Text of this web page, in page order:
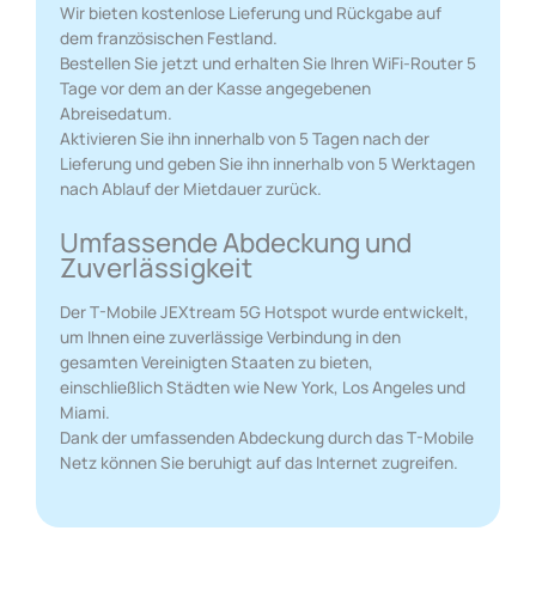
Wir bieten kostenlose Lieferung und Rückgabe auf
dem französischen Festland.
Bestellen Sie jetzt und erhalten Sie Ihren WiFi-Router 5
Tage vor dem an der Kasse angegebenen
Abreisedatum.
Aktivieren Sie ihn innerhalb von 5 Tagen nach der
Lieferung und geben Sie ihn innerhalb von 5 Werktagen
nach Ablauf der Mietdauer zurück.
Umfassende Abdeckung und
Zuverlässigkeit
Der T-Mobile JEXtream 5G Hotspot wurde entwickelt,
um Ihnen eine zuverlässige Verbindung in den
gesamten Vereinigten Staaten zu bieten,
einschließlich Städten wie New York, Los Angeles und
Miami.
Dank der umfassenden Abdeckung durch das T-Mobile
Netz können Sie beruhigt auf das Internet zugreifen.